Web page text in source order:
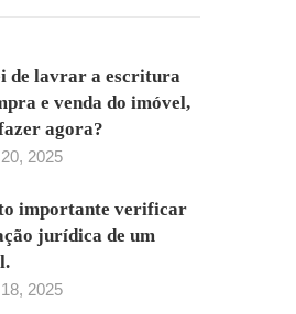
de lavrar a escritura
e venda do imóvel,
agora?
2025
importante verificar
jurídica de um
2025